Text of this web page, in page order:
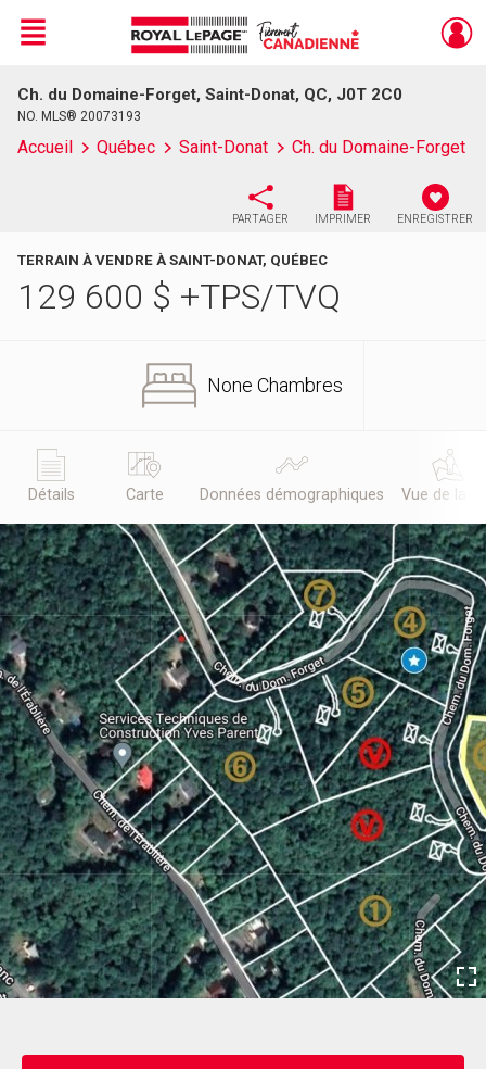
Live
En Direct
Menu
Ch. du Domaine-Forget, Saint-Donat, QC, J0T 2C0
NO. MLS® 20073193
Accueil Québec Saint-Donat Ch. du Domaine-Forget
PARTAGER IMPRIMER ENREGISTRER
TERRAIN À VENDRE À SAINT-DONAT, QUÉBEC
129 600 $ +TPS/TVQ
None Chambres
Détails Carte Données démographiques Vue de la